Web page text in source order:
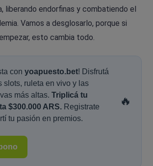
liberando endorfinas y combatiendo el
Vamos a desglosarlo, porque si
esto cambia todo.
con yoapuesto.bet! Disfrutá
slots, ruleta en vivo y las
más altas. Triplicá tu
$300.000 ARS. Registrate
tu pasión en premios.
🔥